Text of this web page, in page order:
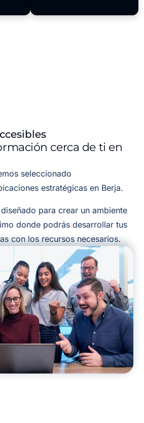
cerca de ti en
seleccionado
estratégicas en Berja.
para crear un ambiente
donde podrás desarrollar tus
con los recursos necesarios.